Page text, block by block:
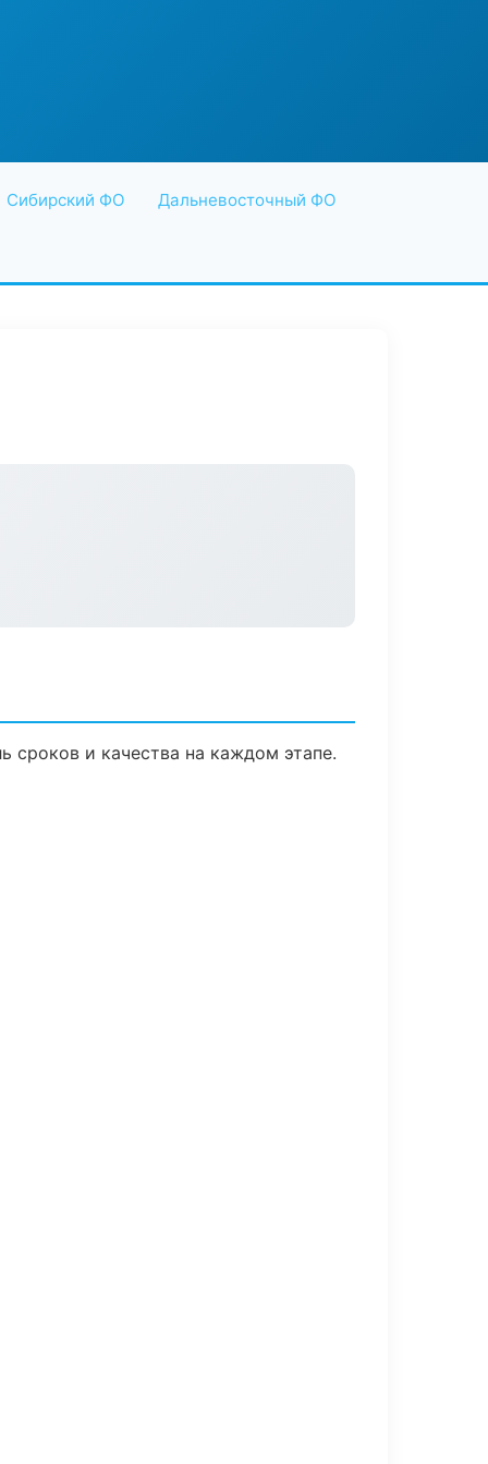
Сибирский ФО Дальневосточный ФО
сроков и качества на каждом этапе.